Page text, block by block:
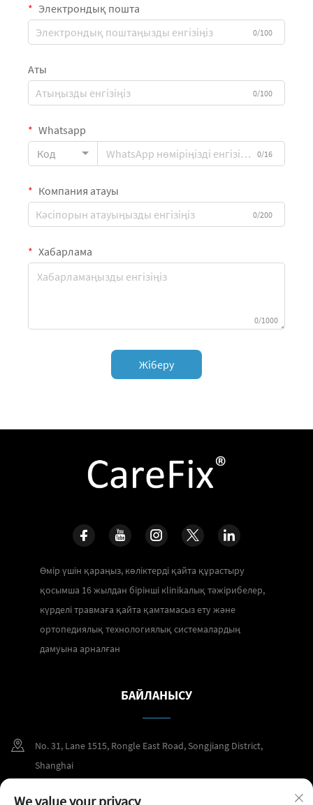
Электрондық пошта
0/100
Аты
0/100
Whatsapp
Код
0/16
Компания атауы
0/200
Хабарлама
0/1000
Жіберу
Өмір үшін қараңыз, көліктерді қайта құрастыру
қосымша 16 жылдан бірінші кlinikалық тәжірибелер,
күрделі травмаға қайта қамтамасыз ету және
ортопедиялық технологиялық системалардың
дамуына арналған
БАЙЛАНЫСУ
No. 31, Lane 1515, Rongle East Road, Songjiang District,
Shanghai
+86 400 098 2859
We value your privacy